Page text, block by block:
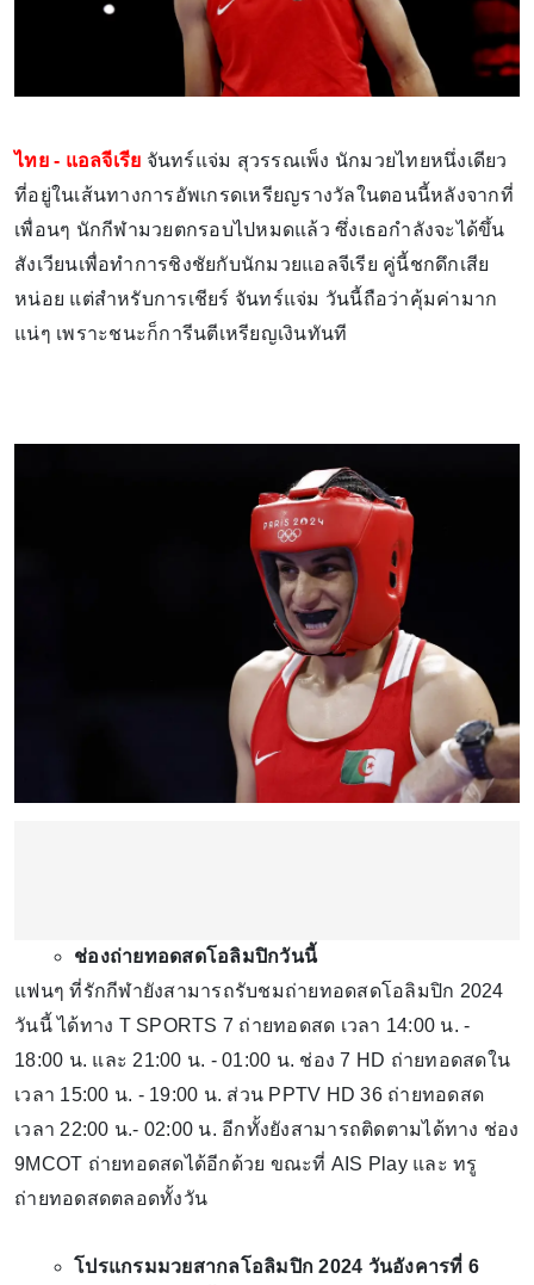
ไทย - แอลจีเรีย จันทร์แจ่ม สุวรรณเพ็ง นักมวยไทยหนึ่งเดียว
ที่อยู่ในเส้นทางการอัพเกรดเหรียญรางวัลในตอนนี้หลังจากที่
เพื่อนๆ นักกีฬามวยตกรอบไปหมดแล้ว ซึ่งเธอกำลังจะได้ขึ้น
สังเวียนเพื่อทำการชิงชัยกับนักมวยแอลจีเรีย คู่นี้ชกดึกเสีย
หน่อย แต่สำหรับการเชียร์ จันทร์แจ่ม วันนี้ถือว่าคุ้มค่ามาก
แน่ๆ เพราะชนะก็การีนตีเหรียญเงินทันที
ช่องถ่ายทอดสดโอลิมปิกวันนี้
แฟนๆ ที่รักกีฬายังสามารถรับชมถ่ายทอดสดโอลิมปิก 2024
วันนี้ ได้ทาง T SPORTS 7 ถ่ายทอดสด เวลา 14:00 น. -
18:00 น. และ 21:00 น. - 01:00 น. ช่อง 7 HD ถ่ายทอดสดใน
เวลา 15:00 น. - 19:00 น. ส่วน PPTV HD 36 ถ่ายทอดสด
เวลา 22:00 น.- 02:00 น. อีกทั้งยังสามารถติดตามได้ทาง ช่อง
9MCOT ถ่ายทอดสดได้อีกด้วย ขณะที่ AIS Play และ ทรู
ถ่ายทอดสดตลอดทั้งวัน
โปรแกรมมวยสากลโอลิมปิก 2024 วันอังคารที่ 6